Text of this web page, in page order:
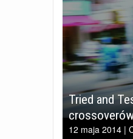
Tried and
12 maja 2014 |